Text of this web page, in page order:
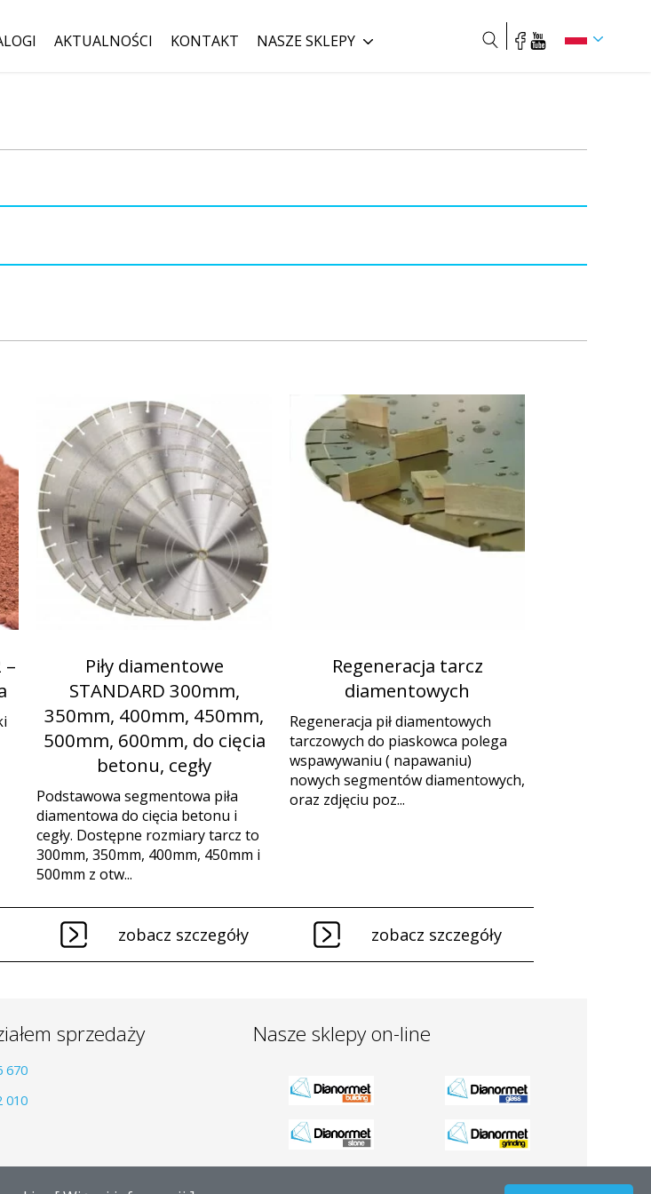
AKTUALNOŚCI KONTAKT NASZE SKLEPY
–
Piły diamentowe
STANDARD 300mm,
350mm, 400mm, 450mm,
500mm, 600mm, do cięcia
betonu, cegły
Podstawowa segmentowa piła
diamentowa do cięcia betonu i
cegły. Dostępne rozmiary tarcz to
300mm, 350mm, 400mm, 450mm i
500mm z otw...
zobacz szczegóły
Regeneracja tarcz
diamentowych
Regeneracja pił diamentowych
tarczowych do piaskowca polega
wspawywaniu ( napawaniu)
nowych segmentów diamentowych,
oraz zdjęciu poz...
zobacz szczegóły
sprzedaży
670
010
Nasze sklepy on-line